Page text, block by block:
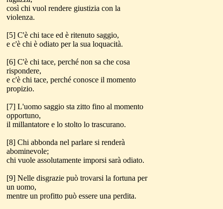
così chi vuol rendere giustizia con la
violenza.
[5] C'è chi tace ed è ritenuto saggio,
e c'è chi è odiato per la sua loquacità.
[6] C'è chi tace, perché non sa che cosa
rispondere,
e c'è chi tace, perché conosce il momento
propizio.
[7] L'uomo saggio sta zitto fino al momento
opportuno,
il millantatore e lo stolto lo trascurano.
[8] Chi abbonda nel parlare si renderà
abominevole;
chi vuole assolutamente imporsi sarà odiato.
[9] Nelle disgrazie può trovarsi la fortuna per
un uomo,
mentre un profitto può essere una perdita.